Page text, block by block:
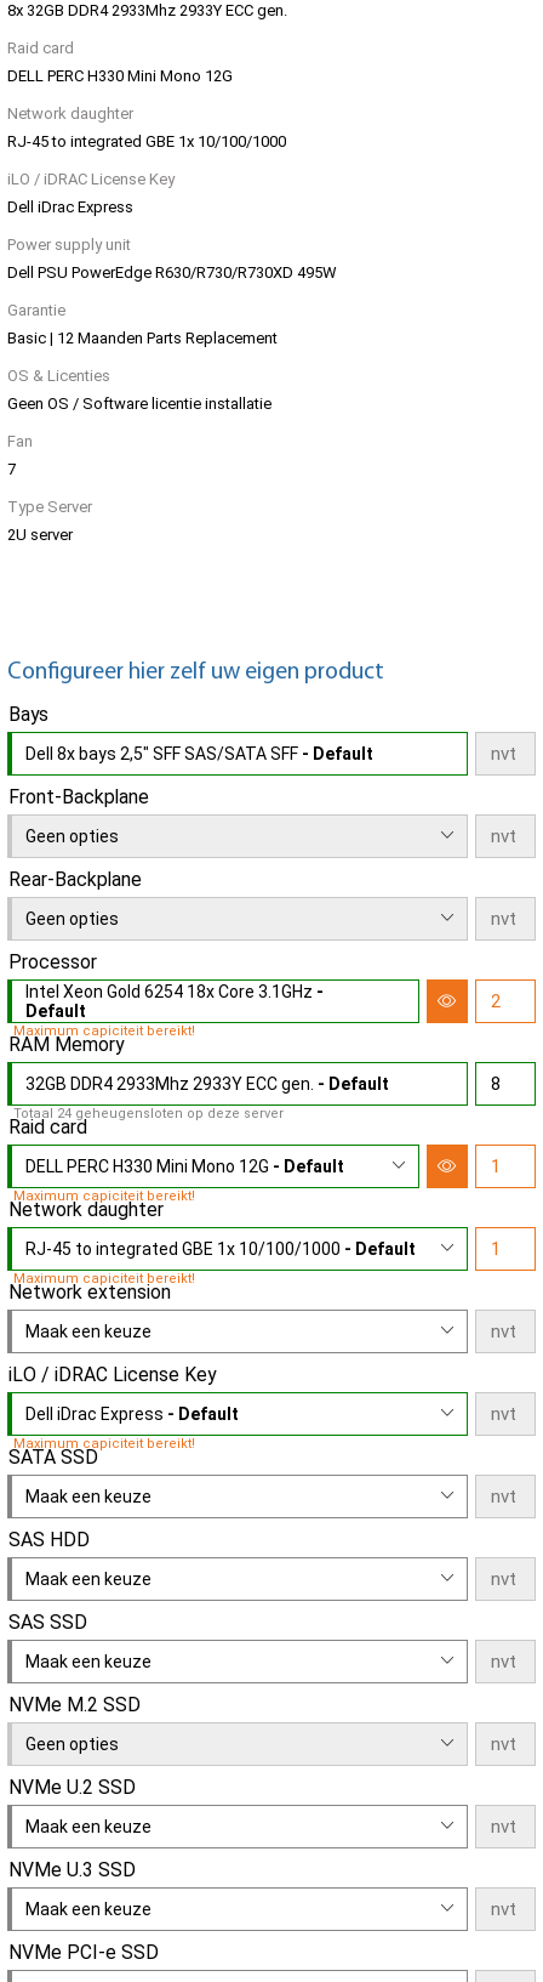
8x 32GB DDR4 2933Mhz 2933Y ECC gen.
Raid card
DELL PERC H330 Mini Mono 12G
Network daughter
RJ-45 to integrated GBE 1x 10/100/1000
iLO / iDRAC License Key
Dell iDrac Express
Power supply unit
Dell PSU PowerEdge R630/R730/R730XD 495W
Garantie
Basic | 12 Maanden Parts Replacement
OS & Licenties
Geen OS / Software licentie installatie
Fan
7
Type Server
2U server
Configureer hier zelf uw eigen product
Bays
Dell 8x bays 2,5" SFF SAS/SATA SFF - Default
Front-Backplane
Geen opties
Rear-Backplane
Geen opties
Processor
Intel Xeon Gold 6254 18x Core 3.1GHz -
Default
Maximum capiciteit bereikt!
RAM Memory
32GB DDR4 2933Mhz 2933Y ECC gen. - Default
Totaal 24 geheugensloten op deze server
Raid card
DELL PERC H330 Mini Mono 12G - Default
Maximum capiciteit bereikt!
Network daughter
RJ-45 to integrated GBE 1x 10/100/1000 - Default
Maximum capiciteit bereikt!
Network extension
Maak een keuze
iLO / iDRAC License Key
Dell iDrac Express - Default
Maximum capiciteit bereikt!
SATA SSD
Maak een keuze
SAS HDD
Maak een keuze
SAS SSD
Maak een keuze
NVMe M.2 SSD
Geen opties
NVMe U.2 SSD
Maak een keuze
NVMe U.3 SSD
Maak een keuze
NVMe PCI-e SSD